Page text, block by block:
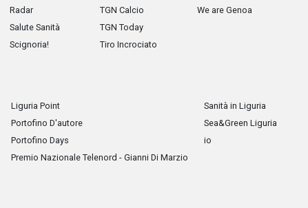
Radar
Salute Sanità
Scignoria!
TGN Calcio
TGN Today
Tiro Incrociato
We are Genoa
Liguria Point
Portofino D'autore
Portofino Days
Premio Nazionale Telenord - Gianni Di Marzio
Sanità in Liguria
Sea&Green Liguria
io